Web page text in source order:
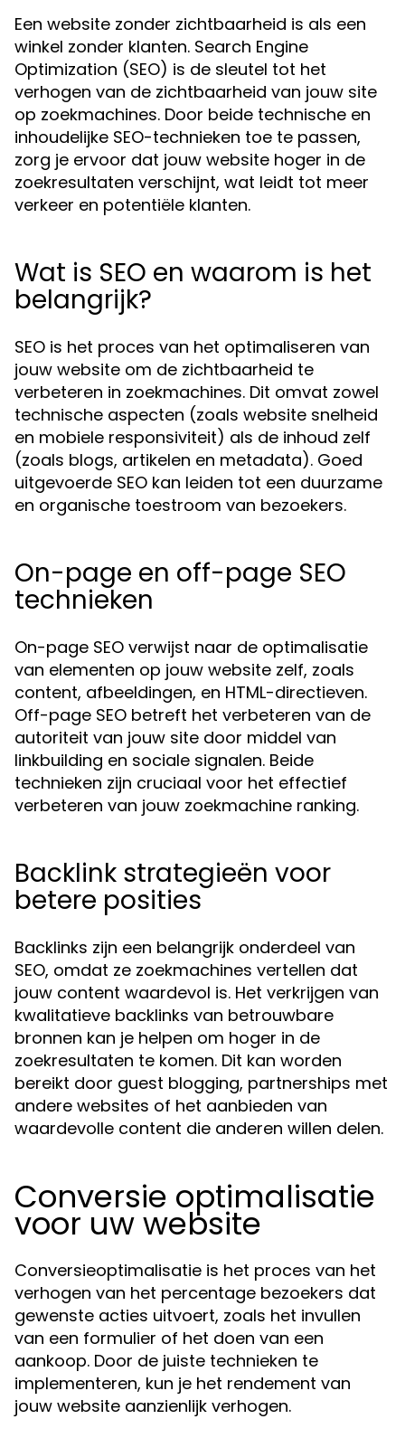
Een website zonder zichtbaarheid is als een
winkel zonder klanten. Search Engine
Optimization (SEO) is de sleutel tot het
verhogen van de zichtbaarheid van jouw site
op zoekmachines. Door beide technische en
inhoudelijke SEO-technieken toe te passen,
zorg je ervoor dat jouw website hoger in de
zoekresultaten verschijnt, wat leidt tot meer
verkeer en potentiële klanten.
Wat is SEO en waarom is het
belangrijk?
SEO is het proces van het optimaliseren van
jouw website om de zichtbaarheid te
verbeteren in zoekmachines. Dit omvat zowel
technische aspecten (zoals website snelheid
en mobiele responsiviteit) als de inhoud zelf
(zoals blogs, artikelen en metadata). Goed
uitgevoerde SEO kan leiden tot een duurzame
en organische toestroom van bezoekers.
On-page en off-page SEO
technieken
On-page SEO verwijst naar de optimalisatie
van elementen op jouw website zelf, zoals
content, afbeeldingen, en HTML-directieven.
Off-page SEO betreft het verbeteren van de
autoriteit van jouw site door middel van
linkbuilding en sociale signalen. Beide
technieken zijn cruciaal voor het effectief
verbeteren van jouw zoekmachine ranking.
Backlink strategieën voor
betere posities
Backlinks zijn een belangrijk onderdeel van
SEO, omdat ze zoekmachines vertellen dat
jouw content waardevol is. Het verkrijgen van
kwalitatieve backlinks van betrouwbare
bronnen kan je helpen om hoger in de
zoekresultaten te komen. Dit kan worden
bereikt door guest blogging, partnerships met
andere websites of het aanbieden van
waardevolle content die anderen willen delen.
Conversie optimalisatie
voor uw website
Conversieoptimalisatie is het proces van het
verhogen van het percentage bezoekers dat
gewenste acties uitvoert, zoals het invullen
van een formulier of het doen van een
aankoop. Door de juiste technieken te
implementeren, kun je het rendement van
jouw website aanzienlijk verhogen.